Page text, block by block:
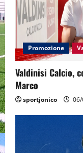
Promozione
Valdinisi Calcio,
Marco
sportjonico